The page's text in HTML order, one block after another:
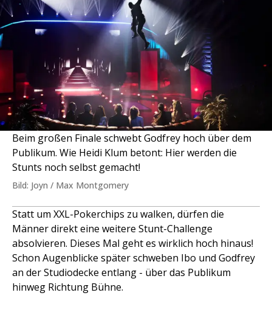
Beim großen Finale schwebt Godfrey hoch über dem
Publikum. Wie Heidi Klum betont: Hier werden die
Stunts noch selbst gemacht!
Bild: Joyn / Max Montgomery
Statt um XXL-Pokerchips zu walken, dürfen die
Männer direkt eine weitere Stunt-Challenge
absolvieren. Dieses Mal geht es wirklich hoch hinaus!
Schon Augenblicke später schweben Ibo und Godfrey
an der Studiodecke entlang - über das Publikum
hinweg Richtung Bühne.